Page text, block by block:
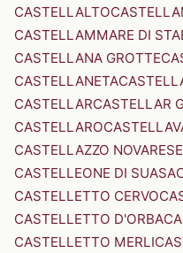
CASTELLALTO
CASTELLAMMARE DI
CASTELLANA GROTTE
CASTELLANETA
CASTELLARCASTELLAR
CASTELLARO
CASTELLAZZO NOVARESE
CASTELLEONE DI SUASA
CASTELLETTO CERVO
CASTELLETTO D'ORBA
CASTELLETTO MERLI